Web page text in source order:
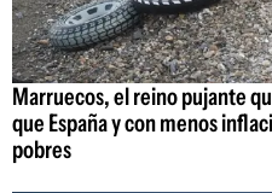
Marruecos, el reino pujante
que España y con menos
pobres